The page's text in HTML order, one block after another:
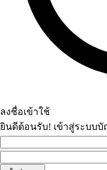
ลงชื่อเข้าใช้
ยินดีต้อนรับ! เข้าสู่ระบบ